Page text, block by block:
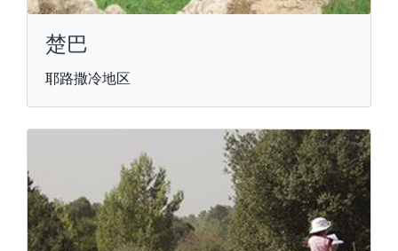
楚巴
耶路撒冷地区